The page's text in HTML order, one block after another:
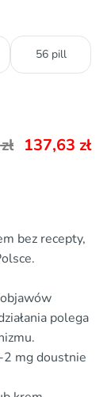
56 pill
zł 137,63 zł
bez recepty,
polega
mg doustnie